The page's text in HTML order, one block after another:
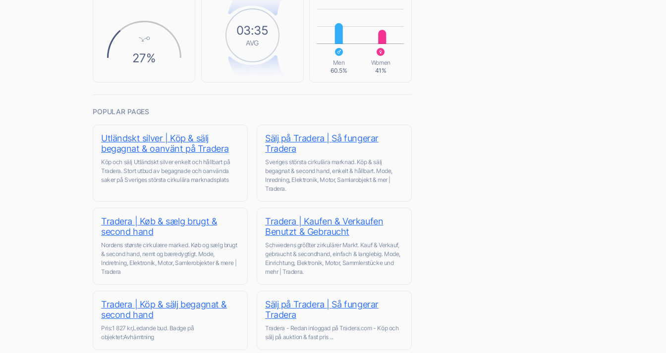
27%
03:35
AVG
L
Men
60.5%
Women
41%
POPULAR PAGES
Utländskt silver | Köp & sälj
begagnat & oanvänt på Tradera
Köp och sälj Utländskt silver enkelt och hållbart på
Tradera. Stort utbud av begagnade och oanvända
saker på Sveriges största cirkulära marknadsplats
Sälj på Tradera | Så fungerar
Tradera
Sveriges största cirkulära marknad. Köp & sälj
begagnat & second hand, enkelt & hållbart. Mode,
Inredning, Elektronik, Motor, Samlarobjekt & mer |
Tradera.
Tradera | Køb & sælg brugt &
second hand
Nordens største cirkulære marked. Køb og sælg brugt
& second hand, nemt og bæredygtigt. Mode,
Indretning, Elektronik, Motor, Samlerobjekter & mere |
Tradera
Tradera | Kaufen & Verkaufen
Benutzt & Gebraucht
Schwedens größter zirkulärer Markt. Kauf & Verkauf,
gebraucht & secondhand, einfach & langlebig. Mode,
Einrichtung, Elektronik, Motor, Sammlerstücke und
mehr | Tradera.
Tradera | Köp & sälj begagnat &
second hand
Pris:1 827 kr,Ledande bud. Badge på
objektet:Avhämtning
Sälj på Tradera | Så fungerar
Tradera
Tradera - Redan inloggad på Tradera.com - Köp och
sälj på auktion & fast pris ...